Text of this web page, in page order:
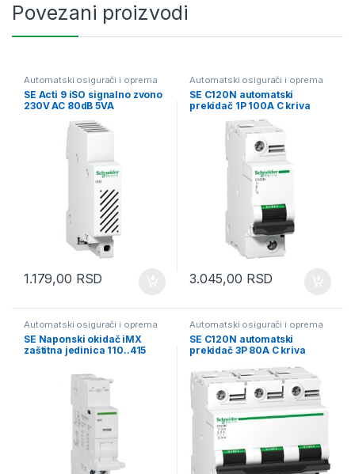
Povezani proizvodi
Automatski osigurači i oprema
SE Acti 9 iSO signalno zvono
230V AC 80dB 5VA
1.179,00 RSD
Automatski osigurači i oprema
SE C120N automatski
prekidač 1P 100A C kriva
3.045,00 RSD
Automatski osigurači i oprema
SE Naponski okidač iMX
zaštitna jedinica 110..415
Automatski osigurači i oprema
SE C120N automatski
prekidač 3P 80A C kriva